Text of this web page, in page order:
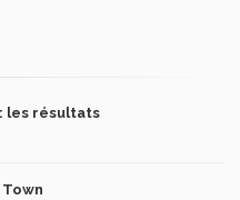
les résultats
Town